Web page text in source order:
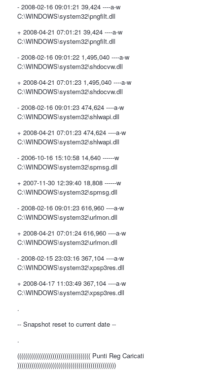
- 2008-02-16 09:01:21 39,424 ----a-w
C:\WINDOWS\system32\pngfilt.dll
+ 2008-04-21 07:01:21 39,424 ----a-w
C:\WINDOWS\system32\pngfilt.dll
- 2008-02-16 09:01:22 1,495,040 ----a-w
C:\WINDOWS\system32\shdocvw.dll
+ 2008-04-21 07:01:23 1,495,040 ----a-w
C:\WINDOWS\system32\shdocvw.dll
- 2008-02-16 09:01:23 474,624 ----a-w
C:\WINDOWS\system32\shlwapi.dll
+ 2008-04-21 07:01:23 474,624 ----a-w
C:\WINDOWS\system32\shlwapi.dll
- 2006-10-16 15:10:58 14,640 ------w
C:\WINDOWS\system32\spmsg.dll
+ 2007-11-30 12:39:40 18,808 ------w
C:\WINDOWS\system32\spmsg.dll
- 2008-02-16 09:01:23 616,960 ----a-w
C:\WINDOWS\system32\urlmon.dll
+ 2008-04-21 07:01:24 616,960 ----a-w
C:\WINDOWS\system32\urlmon.dll
- 2008-02-15 23:03:16 367,104 ----a-w
C:\WINDOWS\system32\xpsp3res.dll
+ 2008-04-17 11:03:49 367,104 ----a-w
C:\WINDOWS\system32\xpsp3res.dll
.
-- Snapshot reset to current date --
.
((((((((((((((((((((((((((((((((((((( Punti Reg Caricati
))))))))))))))))))))))))))))))))))))))))))))))))))